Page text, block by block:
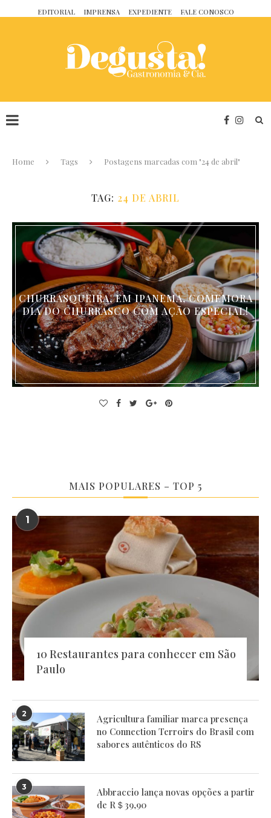
EDITORIAL IMPRENSA EXPEDIENTE FALE CONOSCO
Home Tags Postagens marcadas com "24 de abril"
TAG: 24 DE ABRIL
CHURRASQUEIRA, EM IPANEMA, COMEMORA
DIA DO CHURRASCO COM AÇÃO ESPECIAL!
MAIS POPULARES – TOP 5
1
10 Restaurantes para conhecer em São
Paulo
2
Agricultura familiar marca presença
no Connection Terroirs do Brasil com
sabores autênticos do RS
3
Abbraccio lança novas opções a partir
de R＄39,90